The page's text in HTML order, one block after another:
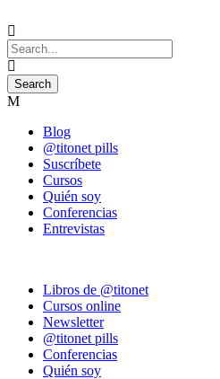
Blog
@titonet pills
Suscríbete
Cursos
Quién soy
Conferencias
Entrevistas
Libros de @titonet
Cursos online
Newsletter
@titonet pills
Conferencias
Quién soy